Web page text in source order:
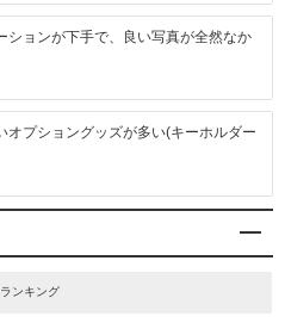
ションが下手で、良い写真が全然なか
オプショングッズが多い(キーホルダー
ンキング